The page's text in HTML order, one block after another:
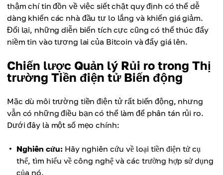
thậm chí tin đồn về việc siết chặt quy định có thể dễ
dàng khiến các nhà đầu tư lo lắng và khiến giá giảm.
Đổi lại, những diễn biến tích cực cũng có thể thúc đẩy
niềm tin vào tương lai của Bitcoin và đẩy giá lên.
Chiến lược Quản lý Rủi ro trong Thị
trường Tiền điện tử Biến động
Mặc dù môi trường tiền điện tử rất biến động, nhưng
vẫn có những điều bạn có thể làm để phân tán rủi ro.
Dưới đây là một số mẹo chính:
Nghiên cứu: Hãy nghiên cứu về loại tiền điện tử cụ
thể, tìm hiểu về công nghệ và các trường hợp sử dụng
của nó.